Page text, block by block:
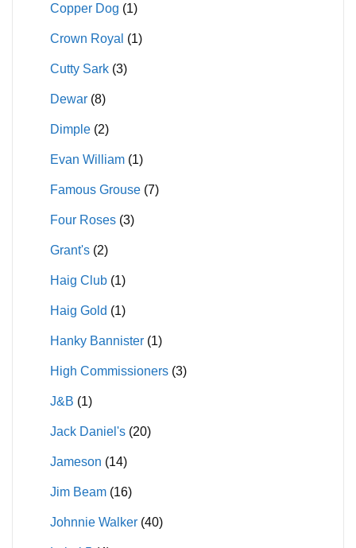
Copper Dog (1)
Crown Royal (1)
Cutty Sark (3)
Dewar (8)
Dimple (2)
Evan William (1)
Famous Grouse (7)
Four Roses (3)
Grant's (2)
Haig Club (1)
Haig Gold (1)
Hanky Bannister (1)
High Commissioners (3)
J&B (1)
Jack Daniel's (20)
Jameson (14)
Jim Beam (16)
Johnnie Walker (40)